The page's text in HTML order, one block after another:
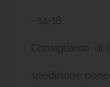
- 14-18.
Consigliamo di
spedizione